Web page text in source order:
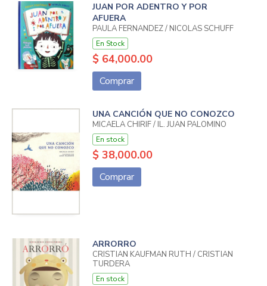
JUAN POR ADENTRO Y POR
AFUERA
PAULA FERNANDEZ / NICOLAS SCHUFF
En Stock
$ 64,000.00
Comprar
UNA CANCIÓN QUE NO CONOZCO
MICAELA CHIRIF / IL. JUAN PALOMINO
En stock
$ 38,000.00
Comprar
ARRORRO
CRISTIAN KAUFMAN RUTH / CRISTIAN
TURDERA
En stock